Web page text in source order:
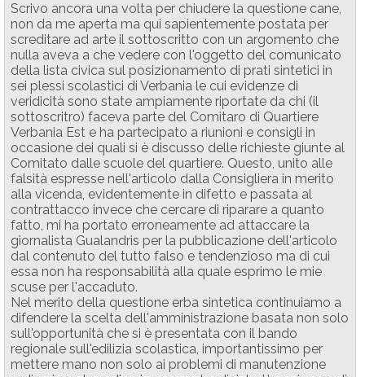
Scrivo ancora una volta per chiudere la questione cane,
non da me aperta ma qui sapientemente postata per
screditare ad arte il sottoscritto con un argomento che
nulla aveva a che vedere con l'oggetto del comunicato
della lista civica sul posizionamento di prati sintetici in
sei plessi scolastici di Verbania le cui evidenze di
veridicità sono state ampiamente riportate da chi (il
sottoscritro) faceva parte del Comitaro di Quartiere
Verbania Est e ha partecipato a riunioni e consigli in
occasione dei quali si è discusso delle richieste giunte al
Comitato dalle scuole del quartiere. Questo, unito alle
falsità espresse nell'articolo dalla Consigliera in merito
alla vicenda, evidentemente in difetto e passata al
contrattacco invece che cercare di riparare a quanto
fatto, mi ha portato erroneamente ad attaccare la
giornalista Gualandris per la pubblicazione dell'articolo
dal contenuto del tutto falso e tendenzioso ma di cui
essa non ha responsabilità alla quale esprimo le mie
scuse per l'accaduto.
Nel merito della questione erba sintetica continuiamo a
difendere la scelta dell'amministrazione basata non solo
sull'opportunità che si è presentata con il bando
regionale sull'edilizia scolastica, importantissimo per
mettere mano non solo ai problemi di manutenzione